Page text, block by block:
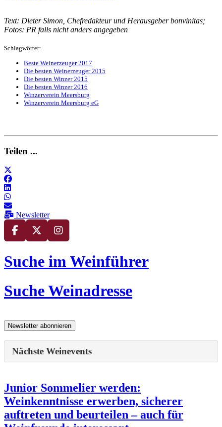
Text: Dieter Simon, Chefredakteur und Herausgeber bonvinitas;
Fotos: PR falls nicht anders angegeben
Schlagwörter:
Beste Weinerzeuger 2017
Die besten Weinerzeuger 2015
Die besten Winzer 2015
Die besten Winzer 2016
Winzerverein Meersburg
Winzerverein Meersburg eG
Teilen ...
Newsletter
Suche im Weinführer
Suche Weinadresse
Nächste Weinevents
Junior Sommelier werden:
Weinkenntnisse erwerben, sicherer
auftreten und beurteilen – auch für